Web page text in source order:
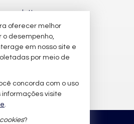
newsletter
imóvel
Política de Privacidade
oferecer melhor
o desempenho,
em nosso site e
por meio de
concorda com o uso
informações visite
.
cookies?